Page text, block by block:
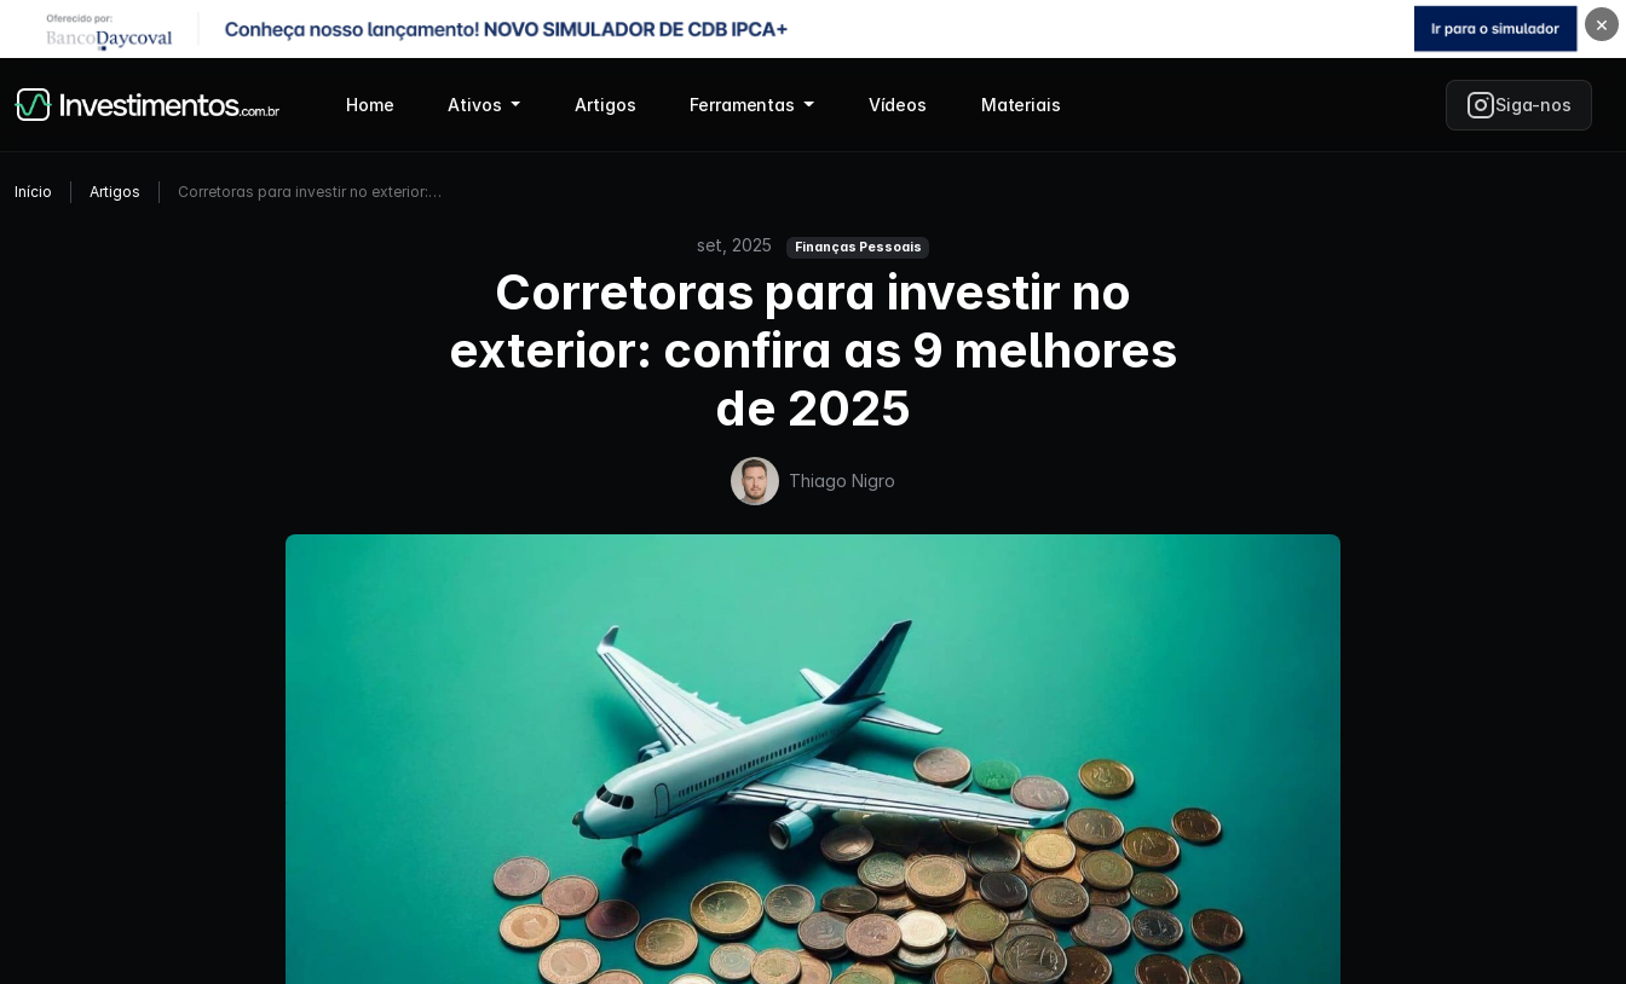
×
Home Ativos Artigos Ferramentas Vídeos Materiais Siga-nos
Início Artigos Corretoras para investir no exterior:…
set, 2025 Finanças Pessoais
Corretoras para investir no
exterior: confira as 9 melhores
de 2025
Thiago Nigro